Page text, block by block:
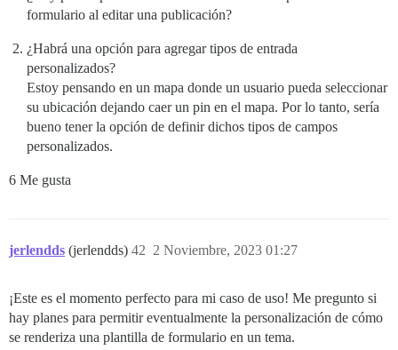
formulario al editar una publicación?
¿Habrá una opción para agregar tipos de entrada
personalizados?
Estoy pensando en un mapa donde un usuario pueda seleccionar
su ubicación dejando caer un pin en el mapa. Por lo tanto, sería
bueno tener la opción de definir dichos tipos de campos
personalizados.
6 Me gusta
jerlendds (jerlendds) 2 Noviembre, 2023 01:27
42
¡Este es el momento perfecto para mi caso de uso! Me pregunto si
hay planes para permitir eventualmente la personalización de cómo
se renderiza una plantilla de formulario en un tema.